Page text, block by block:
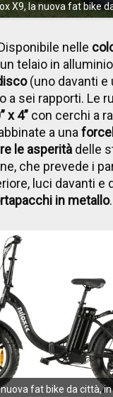
X9, la nuova fat bike
nelle
un telaio in
(uno davanti e
a sei rapporti. Le
x 4” con cerchi a
a una
le asperità delle
che prevede i
luci davanti e
in metallo.
nuova fat bike da città,